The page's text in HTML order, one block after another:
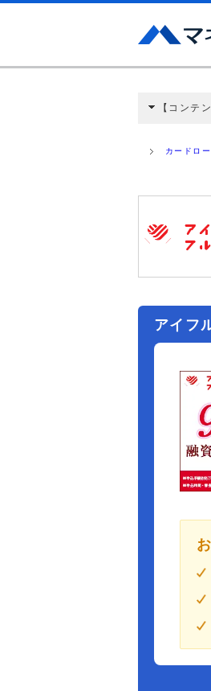
【コンテ
ミ収集など
カードロー
アイフ